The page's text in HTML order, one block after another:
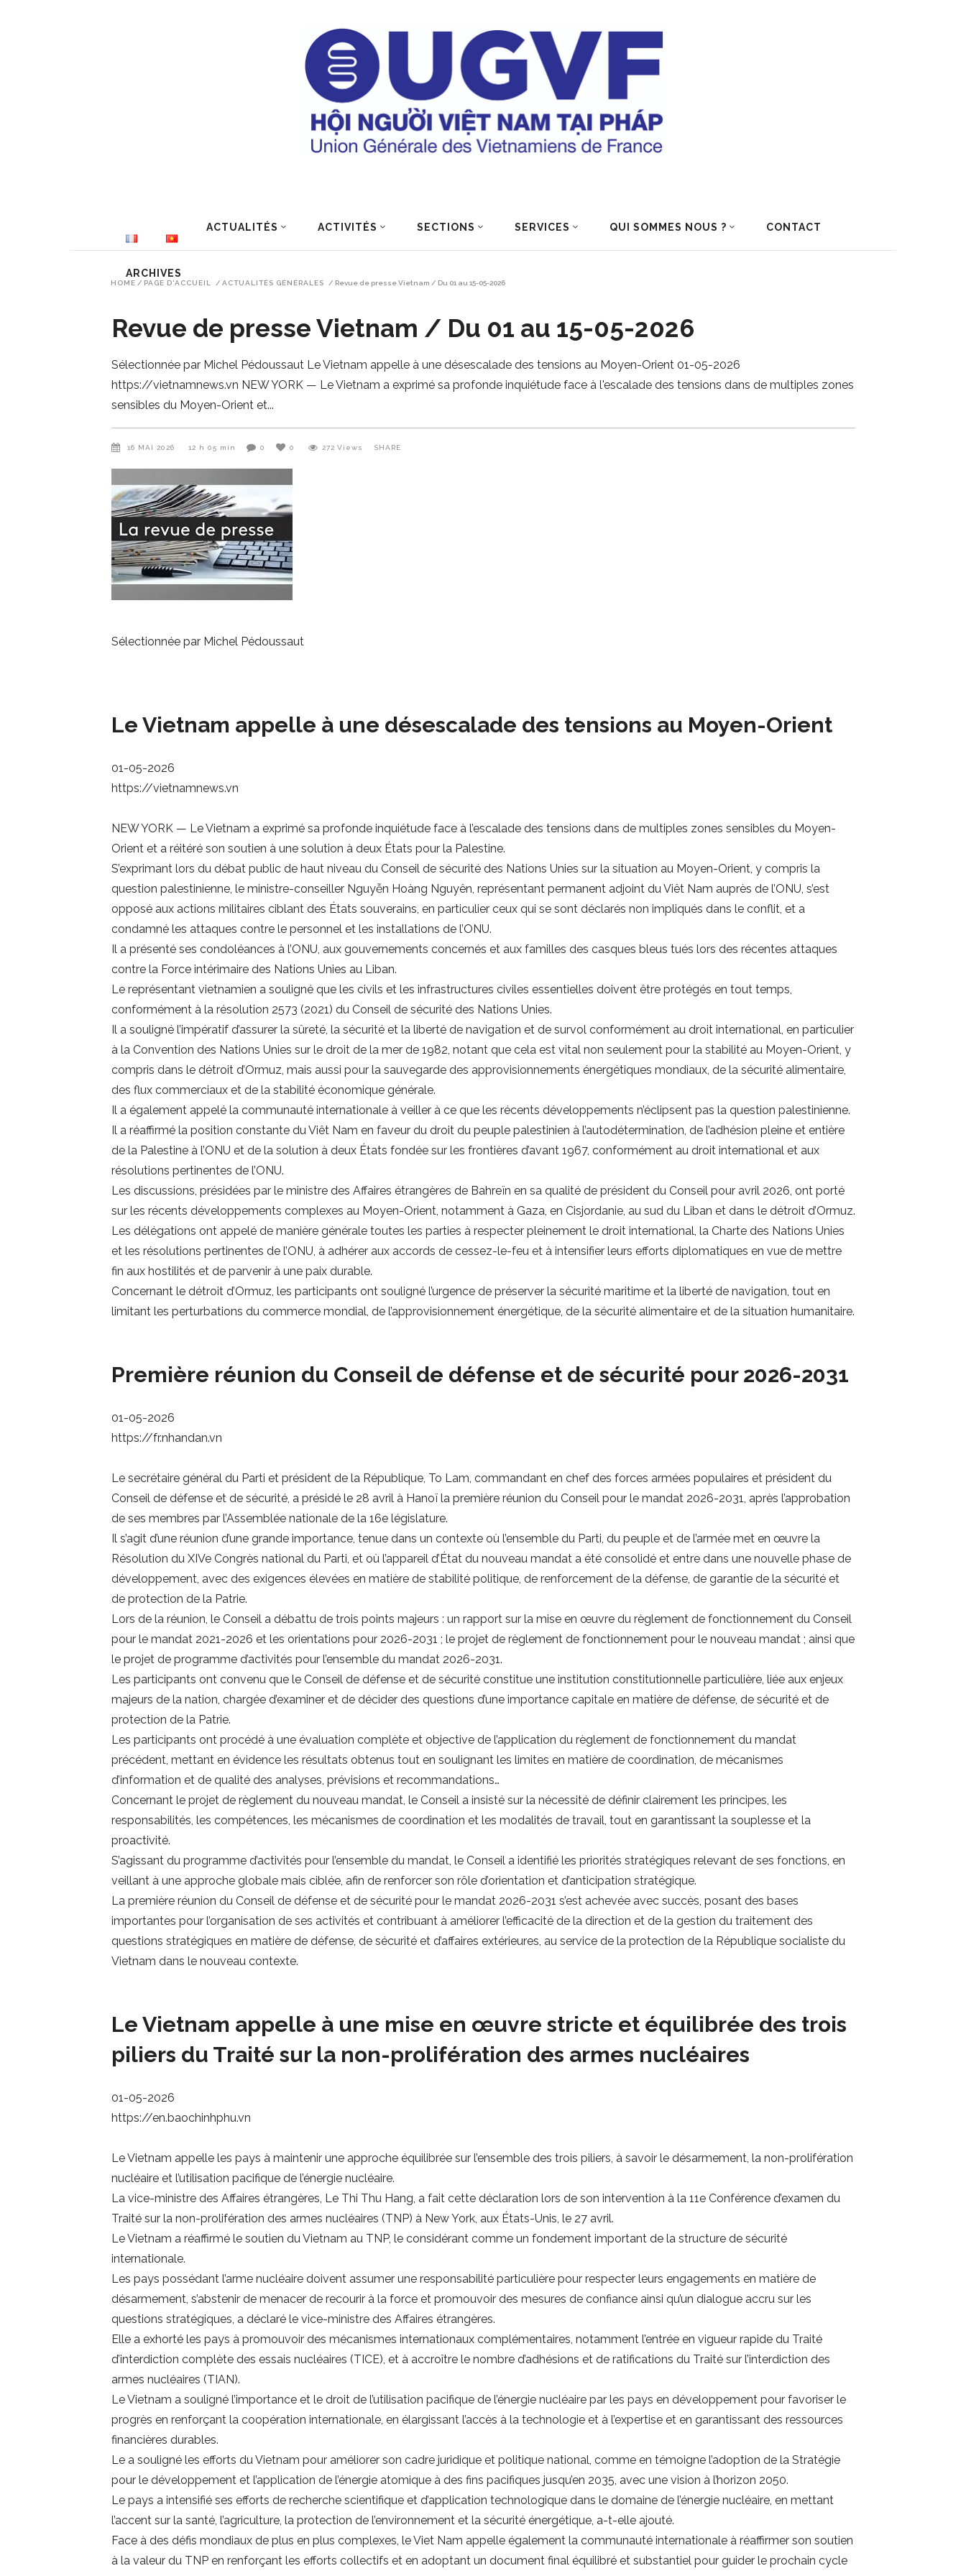
ACTUALITÉS ACTIVITÉS SECTIONS SERVICES QUI SOMMES NOUS ? CONTACT
ARCHIVES
HOME / PAGE D'ACCUEIL / ACTUALITÉS GÉNÉRALES / Revue de presse Vietnam / Du 01 au 15-05-2026
Revue de presse Vietnam / Du 01 au 15-05-2026
Sélectionnée par Michel Pédoussaut Le Vietnam appelle à une désescalade des tensions au Moyen-Orient 01-05-2026
https://vietnamnews.vn NEW YORK — Le Vietnam a exprimé sa profonde inquiétude face à l'escalade des tensions dans de multiples zones
sensibles du Moyen-Orient et
16 MAI 2026 12 h 05 min 0 0 272 Views SHARE
Sélectionnée par Michel Pédoussaut
Le Vietnam appelle à une désescalade des tensions au Moyen-Orient
01-05-2026
https://vietnamnews.vn
NEW YORK — Le Vietnam a exprimé sa profonde inquiétude face à l’escalade des tensions dans de multiples zones sensibles du Moyen-
Orient et a réitéré son soutien à une solution à deux États pour la Palestine.
S’exprimant lors du débat public de haut niveau du Conseil de sécurité des Nations Unies sur la situation au Moyen-Orient, y compris la
question palestinienne, le ministre-conseiller Nguyễn Hoàng Nguyên, représentant permanent adjoint du Viêt Nam auprès de l’ONU, s’est
opposé aux actions militaires ciblant des États souverains, en particulier ceux qui se sont déclarés non impliqués dans le conflit, et a
condamné les attaques contre le personnel et les installations de l’ONU.
Il a présenté ses condoléances à l’ONU, aux gouvernements concernés et aux familles des casques bleus tués lors des récentes attaques
contre la Force intérimaire des Nations Unies au Liban.
Le représentant vietnamien a souligné que les civils et les infrastructures civiles essentielles doivent être protégés en tout temps,
conformément à la résolution 2573 (2021) du Conseil de sécurité des Nations Unies.
Il a souligné l’impératif d’assurer la sûreté, la sécurité et la liberté de navigation et de survol conformément au droit international, en particulier
à la Convention des Nations Unies sur le droit de la mer de 1982, notant que cela est vital non seulement pour la stabilité au Moyen-Orient, y
compris dans le détroit d’Ormuz, mais aussi pour la sauvegarde des approvisionnements énergétiques mondiaux, de la sécurité alimentaire,
des flux commerciaux et de la stabilité économique générale.
Il a également appelé la communauté internationale à veiller à ce que les récents développements n’éclipsent pas la question palestinienne.
Il a réaffirmé la position constante du Viêt Nam en faveur du droit du peuple palestinien à l’autodétermination, de l’adhésion pleine et entière
de la Palestine à l’ONU et de la solution à deux États fondée sur les frontières d’avant 1967, conformément au droit international et aux
résolutions pertinentes de l’ONU.
Les discussions, présidées par le ministre des Affaires étrangères de Bahreïn en sa qualité de président du Conseil pour avril 2026, ont porté
sur les récents développements complexes au Moyen-Orient, notamment à Gaza, en Cisjordanie, au sud du Liban et dans le détroit d’Ormuz.
Les délégations ont appelé de manière générale toutes les parties à respecter pleinement le droit international, la Charte des Nations Unies
et les résolutions pertinentes de l’ONU, à adhérer aux accords de cessez-le-feu et à intensifier leurs efforts diplomatiques en vue de mettre
fin aux hostilités et de parvenir à une paix durable.
Concernant le détroit d’Ormuz, les participants ont souligné l’urgence de préserver la sécurité maritime et la liberté de navigation, tout en
limitant les perturbations du commerce mondial, de l’approvisionnement énergétique, de la sécurité alimentaire et de la situation humanitaire.
Première réunion du Conseil de défense et de sécurité pour 2026-2031
01-05-2026
https://fr.nhandan.vn
Le secrétaire général du Parti et président de la République, To Lam, commandant en chef des forces armées populaires et président du
Conseil de défense et de sécurité, a présidé le 28 avril à Hanoï la première réunion du Conseil pour le mandat 2026-2031, après l’approbation
de ses membres par l’Assemblée nationale de la 16e législature.
Il s’agit d’une réunion d’une grande importance, tenue dans un contexte où l’ensemble du Parti, du peuple et de l’armée met en œuvre la
Résolution du XIVe Congrès national du Parti, et où l’appareil d’État du nouveau mandat a été consolidé et entre dans une nouvelle phase de
développement, avec des exigences élevées en matière de stabilité politique, de renforcement de la défense, de garantie de la sécurité et
de protection de la Patrie.
Lors de la réunion, le Conseil a débattu de trois points majeurs : un rapport sur la mise en œuvre du règlement de fonctionnement du Conseil
pour le mandat 2021-2026 et les orientations pour 2026-2031 ; le projet de règlement de fonctionnement pour le nouveau mandat ; ainsi que
le projet de programme d’activités pour l’ensemble du mandat 2026-2031.
Les participants ont convenu que le Conseil de défense et de sécurité constitue une institution constitutionnelle particulière, liée aux enjeux
majeurs de la nation, chargée d’examiner et de décider des questions d’une importance capitale en matière de défense, de sécurité et de
protection de la Patrie.
Les participants ont procédé à une évaluation complète et objective de l’application du règlement de fonctionnement du mandat
précédent, mettant en évidence les résultats obtenus tout en soulignant les limites en matière de coordination, de mécanismes
d’information et de qualité des analyses, prévisions et recommandations…
Concernant le projet de règlement du nouveau mandat, le Conseil a insisté sur la nécessité de définir clairement les principes, les
responsabilités, les compétences, les mécanismes de coordination et les modalités de travail, tout en garantissant la souplesse et la
proactivité.
S’agissant du programme d’activités pour l’ensemble du mandat, le Conseil a identifié les priorités stratégiques relevant de ses fonctions, en
veillant à une approche globale mais ciblée, afin de renforcer son rôle d’orientation et d’anticipation stratégique.
La première réunion du Conseil de défense et de sécurité pour le mandat 2026-2031 s’est achevée avec succès, posant des bases
importantes pour l’organisation de ses activités et contribuant à améliorer l’efficacité de la direction et de la gestion du traitement des
questions stratégiques en matière de défense, de sécurité et d’affaires extérieures, au service de la protection de la République socialiste du
Vietnam dans le nouveau contexte.
Le Vietnam appelle à une mise en œuvre stricte et équilibrée des trois
piliers du Traité sur la non-prolifération des armes nucléaires
01-05-2026
https://en.baochinhphu.vn
Le Vietnam appelle les pays à maintenir une approche équilibrée sur l’ensemble des trois piliers, à savoir le désarmement, la non-prolifération
nucléaire et l’utilisation pacifique de l’énergie nucléaire.
La vice-ministre des Affaires étrangères, Le Thi Thu Hang, a fait cette déclaration lors de son intervention à la 11e Conférence d’examen du
Traité sur la non-prolifération des armes nucléaires (TNP) à New York, aux États-Unis, le 27 avril.
Le Vietnam a réaffirmé le soutien du Vietnam au TNP, le considérant comme un fondement important de la structure de sécurité
internationale.
Les pays possédant l’arme nucléaire doivent assumer une responsabilité particulière pour respecter leurs engagements en matière de
désarmement, s’abstenir de menacer de recourir à la force et promouvoir des mesures de confiance ainsi qu’un dialogue accru sur les
questions stratégiques, a déclaré le vice-ministre des Affaires étrangères.
Elle a exhorté les pays à promouvoir des mécanismes internationaux complémentaires, notamment l’entrée en vigueur rapide du Traité
d’interdiction complète des essais nucléaires (TICE), et à accroître le nombre d’adhésions et de ratifications du Traité sur l’interdiction des
armes nucléaires (TIAN).
Le Vietnam a souligné l’importance et le droit de l’utilisation pacifique de l’énergie nucléaire par les pays en développement pour favoriser le
progrès en renforçant la coopération internationale, en élargissant l’accès à la technologie et à l’expertise et en garantissant des ressources
financières durables.
Le a souligné les efforts du Vietnam pour améliorer son cadre juridique et politique national, comme en témoigne l’adoption de la Stratégie
pour le développement et l’application de l’énergie atomique à des fins pacifiques jusqu’en 2035, avec une vision à l’horizon 2050.
Le pays a intensifié ses efforts de recherche scientifique et d’application technologique dans le domaine de l’énergie nucléaire, en mettant
l’accent sur la santé, l’agriculture, la protection de l’environnement et la sécurité énergétique, a-t-elle ajouté.
Face à des défis mondiaux de plus en plus complexes, le Viet Nam appelle également la communauté internationale à réaffirmer son soutien
à la valeur du TNP en renforçant les efforts collectifs et en adoptant un document final équilibré et substantiel pour guider le prochain cycle